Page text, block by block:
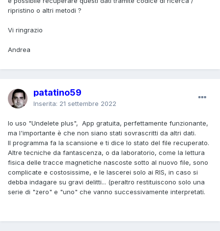
ripristino o altri metodi ?
Vi ringrazio
Andrea
patatino59
Inserita: 21 settembre 2022
Io uso "Undelete plus", App gratuita, perfettamente funzionante,
ma l'importante è che non siano stati sovrascritti da altri dati.
Il programma fa la scansione e ti dice lo stato del file recuperato.
Altre tecniche da fantascenza, o da laboratorio, come la lettura
fisica delle tracce magnetiche nascoste sotto al nuovo file, sono
complicate e costosissime, e le lascerei solo ai RIS, in caso si
debba indagare su gravi delitti... (peraltro restituiscono solo una
serie di "zero" e "uno" che vanno successivamente interpretati.